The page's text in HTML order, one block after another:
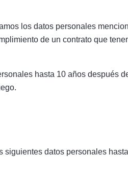
los datos personales
de un contrato que
hasta 10 años después
siguientes datos personales